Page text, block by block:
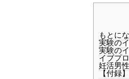
もとに
実験の
実験の
イブプ
妊活男
【付録